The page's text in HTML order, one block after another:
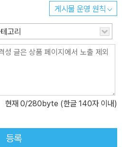
로 깨닫고 실천해온 깊은 이야기를
에서 모아지는 저자들의 공통된 메
공감하라!’였다. 공동체 전체의 삶을
, 가난뱅이들은 꼴 보기 싫어, 어느 지
으로 특정 계층을 배척하고 차별하
저런 사람들과 나는 다르다’라고 사고
게시물 운영 원칙
고리
현재 0/280byte (한글 140자 이내)
등록